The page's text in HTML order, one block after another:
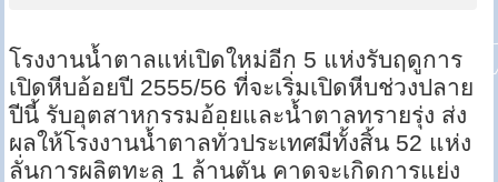
โรงงานน้ำตาลแห่เปิดใหม่อีก 5 แห่งรับฤดูการ
เปิดหีบอ้อยปี 2555/56 ที่จะเริ่มเปิดหีบช่วงปลาย
ปีนี้ รับอุตสาหกรรมอ้อยและน้ำตาลทรายรุ่ง ส่ง
ผลให้โรงงานน้ำตาลทั่วประเทศมีทั้งสิ้น 52 แห่ง
ลั่นการผลิตทะลุ 1 ล้านตัน คาดจะเกิดการแย่ง